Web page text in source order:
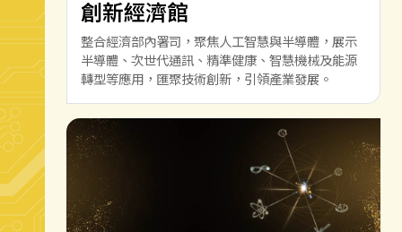
創新經濟館
整合經濟部內署司，聚焦人工智慧與半導體，展示
半導體、次世代通訊、精準健康、智慧機械及能源
轉型等應用，匯聚技術創新，引領產業發展。